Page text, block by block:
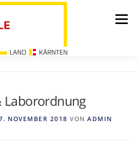
Menü
Laborordnung
NOVEMBER 2018 VON ADMIN